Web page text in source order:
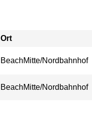
Ort
BeachMitte/Nordbahnhof
BeachMitte/Nordbahnhof